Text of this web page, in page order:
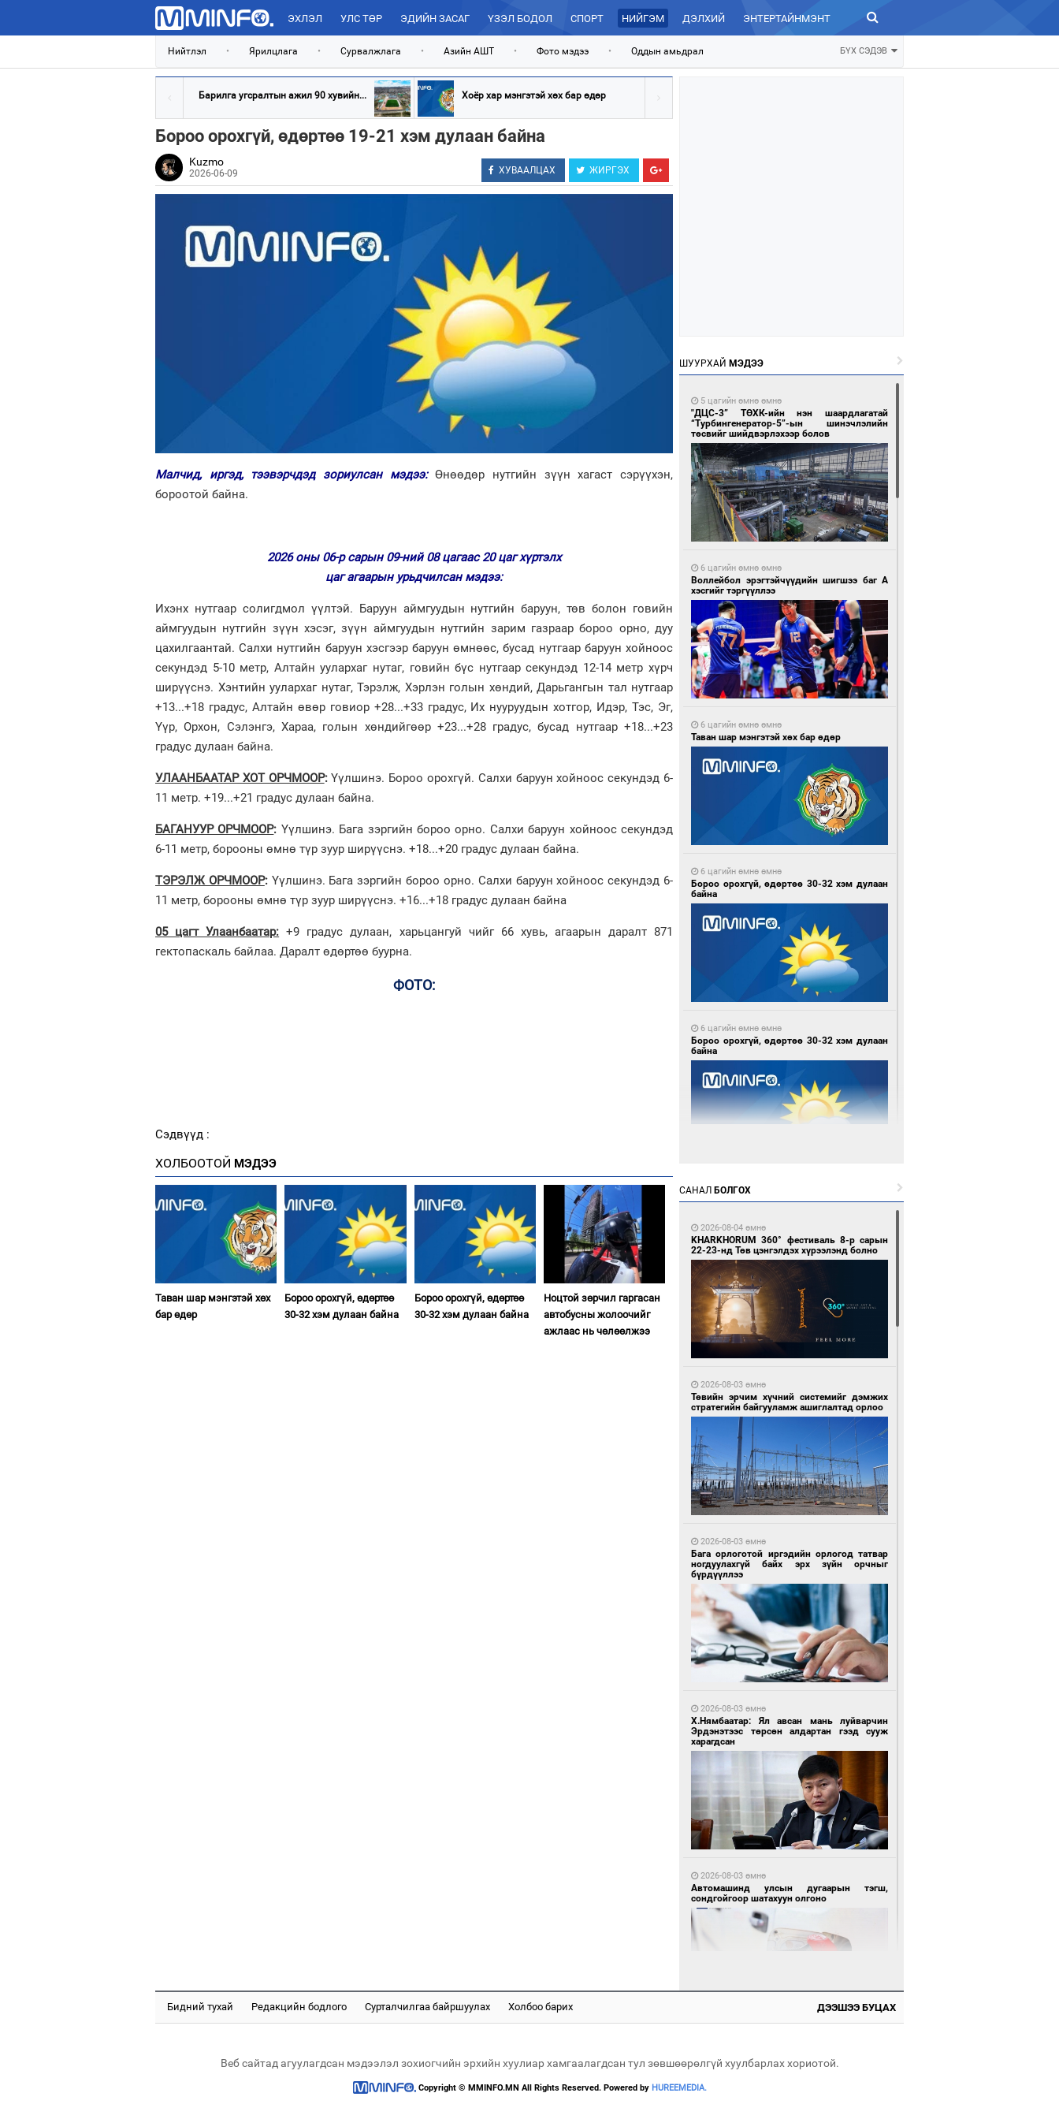
ЭХЛЭЛ УЛС ТӨР ЭДИЙН ЗАСАГ ҮЗЭЛ БОДОЛ СПОРТ НИЙГЭМ ДЭЛХИЙ ЭНТЕРТАЙНМЭНТ ЗУРХАЙ
Нийтлэл • Ярилцлага • Сурвалжлага • Азийн АШТ • Фото мэдээ • Оддын амьдрал БҮХ СЭДЭВ
Барилга угсралтын ажил 90 хувийн... Хоёр хар мэнгэтэй хөх бар өдөр
Бороо орохгүй, өдөртөө 19-21 хэм дулаан байна
Kuzmo
2026-06-09 ХУВААЛЦАХ ЖИРГЭХ
Малчид, иргэд, тээвэрчдэд зориулсан мэдээ:Өнөөдөр нутгийн зүүн хагаст сэрүүхэн,
бороотой байна.
2026 оны 06-р сарын 09-ний 08 цагаас 20 цаг хүртэлх
цаг агаарын урьдчилсан мэдээ:
Ихэнх нутгаар солигдмол үүлтэй. Баруун аймгуудын нутгийн баруун, төв болон говийн
аймгуудын нутгийн зүүн хэсэг, зүүн аймгуудын нутгийн зарим газраар бороо орно, дуу
цахилгаантай. Салхи нутгийн баруун хэсгээр баруун өмнөөс, бусад нутгаар баруун хойноос
секундэд 5-10 метр, Алтайн уулархаг нутаг, говийн бүс нутгаар секундэд 12-14 метр хүрч
ширүүснэ. Хэнтийн уулархаг нутаг, Тэрэлж, Хэрлэн голын хөндий, Дарьгангын тал нутгаар
+13...+18 градус, Алтайн өвөр говиор +28...+33 градус, Их нууруудын хотгор, Идэр, Тэс, Эг,
Үүр, Орхон, Сэлэнгэ, Хараа, голын хөндийгөөр +23...+28 градус, бусад нутгаар +18...+23
градус дулаан байна.
УЛААНБААТАР ХОТ ОРЧМООР:Үүлшинэ. Бороо орохгүй. Салхи баруун хойноос секундэд 6-
11 метр. +19...+21 градус дулаан байна.
БАГАНУУР ОРЧМООР: Үүлшинэ. Бага зэргийн бороо орно. Салхи баруун хойноос секундэд
6-11 метр, борооны өмнө түр зуур ширүүснэ. +18...+20 градус дулаан байна.
ТЭРЭЛЖ ОРЧМООР: Үүлшинэ. Бага зэргийн бороо орно. Салхи баруун хойноос секундэд 6-
11 метр, борооны өмнө түр зуур ширүүснэ. +16...+18 градус дулаан байна
05 цагт Улаанбаатар: +9 градус дулаан, харьцангуй чийг 66 хувь, агаарын даралт 871
гектопаскаль байлаа. Даралт өдөртөө буурна.
ФОТО:
Сэдвүүд :
ХОЛБООТОЙ МЭДЭЭ
Таван шар мэнгэтэй хөх
бар өдөр
Бороо орохгүй, өдөртөө
30-32 хэм дулаан байна
Бороо орохгүй, өдөртөө
30-32 хэм дулаан байна
Ноцтой зөрчил гаргасан
автобусны жолоочийг
ажлаас нь чөлөөлжээ
ШУУРХАЙ МЭДЭЭ
5 цагийн өмнө өмнө
"ДЦС-3” ТӨХК-ийн нэн шаардлагатай
“Турбингенератор-5”-ын шинэчлэлийн
төсвийг шийдвэрлэхээр болов
6 цагийн өмнө өмнө
Воллейбол эрэгтэйчүүдийн шигшээ баг А
хэсгийг тэргүүллээ
6 цагийн өмнө өмнө
Таван шар мэнгэтэй хөх бар өдөр
6 цагийн өмнө өмнө
Бороо орохгүй, өдөртөө 30-32 хэм дулаан
байна
6 цагийн өмнө өмнө
Бороо орохгүй, өдөртөө 30-32 хэм дулаан
байна
1 өдрийн өмнө өмнө
1 өдрийн өмнө өмнө
1 өдрийн өмнө өмнө
Ирландын алдарт Boyzone хамтлагийн
1 өдрийн өмнө өмнө
Нарны эрчим хүчээр гэрэлтдэг үйлдвэр
1 өдрийн өмнө өмнө
Монгол Улсын волейболын шигшээ баг
өнөөдөр Хятадын эсрэг тоглоно
дугаартай автомашинтай иргэдэд шатахуун
САНАЛ БОЛГОХ
2026-08-04 өмнө
KHARKHORUM 360° фестиваль 8-р сарын
22-23-нд Төв цэнгэлдэх хүрээлэнд болно
2026-08-03 өмнө
Төвийн эрчим хүчний системийг дэмжих
стратегийн байгууламж ашиглалтад орлоо
2026-08-03 өмнө
Бага орлоготой иргэдийн орлогод татвар
ногдуулахгүй байх эрх зүйн орчныг
бүрдүүллээ
2026-08-03 өмнө
Х.Нямбаатар: Ял авсан мань луйварчин
Эрдэнэтээс төрсөн алдартан гээд сууж
харагдсан
2026-08-03 өмнө
Автомашинд улсын дугаарын тэгш,
сондгойгоор шатахуун олгоно
Бидний тухай Редакцийн бодлого Сурталчилгаа байршуулах Холбоо барих ДЭЭШЭЭ БУЦАХ
Веб сайтад агуулагдсан мэдээлэл зохиогчийн эрхийн хуулиар хамгаалагдсан тул зөвшөөрөлгүй хуулбарлах хориотой.
Copyright © MMINFO.MN All Rights Reserved. Powered by HUREEMEDIA.